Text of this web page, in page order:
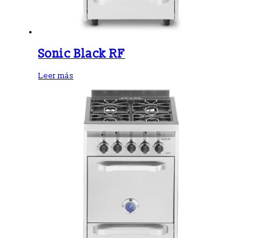
Sonic Black RF
Leer más